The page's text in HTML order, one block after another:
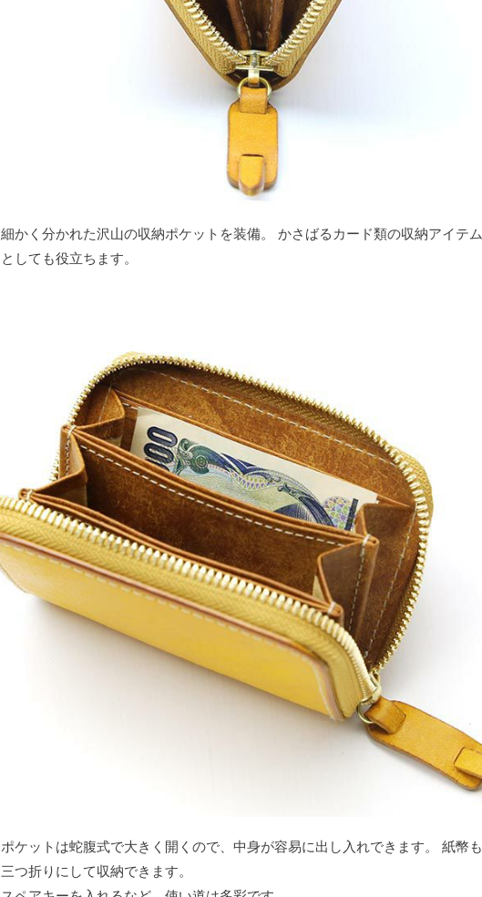
細かく分かれた沢山の収納ポケットを装備。 かさばるカード類の収納アイテム
としても役立ちます。
ポケットは蛇腹式で大きく開くので、中身が容易に出し入れできます。 紙幣も
三つ折りにして収納できます。